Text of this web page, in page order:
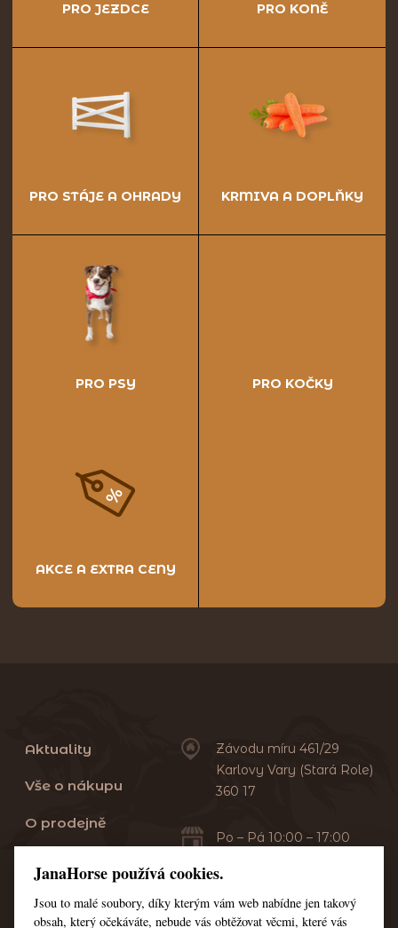
PRO JEZDCE PRO KONĚ
PRO STÁJE A OHRADY KRMIVA A DOPLŇKY
PRO PSY PRO KOČKY
AKCE A EXTRA CENY
Aktuality
Vše o nákupu
O prodejně
Servis
Závodu míru 461/29
Karlovy Vary (Stará Role)
360 17
Po – Pá 10:00 – 17:00
+420 353 549 410
JanaHorse používá cookies.
Jsou to malé soubory, díky kterým vám web nabídne jen takový
obsah, který očekáváte, nebude vás obtěžovat věcmi, které vás